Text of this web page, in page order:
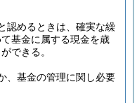
認めるときは、確実な繰
基金に属する現金を歳
できる。
、基金の管理に関し必要